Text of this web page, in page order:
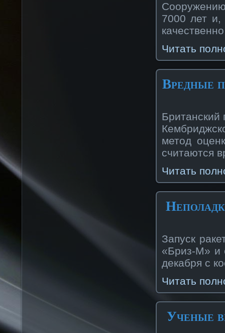
7000 лет и,
Читать
Вредные
Британский
метод
считаются
Читать
Запуск
«Бриз-М» и
декабря с
Читать
Ученые